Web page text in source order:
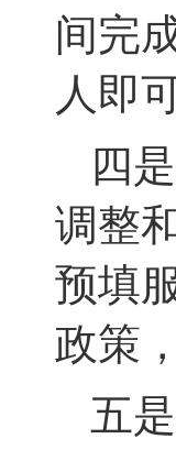
间完
人即
四
调整
预填
政策
五